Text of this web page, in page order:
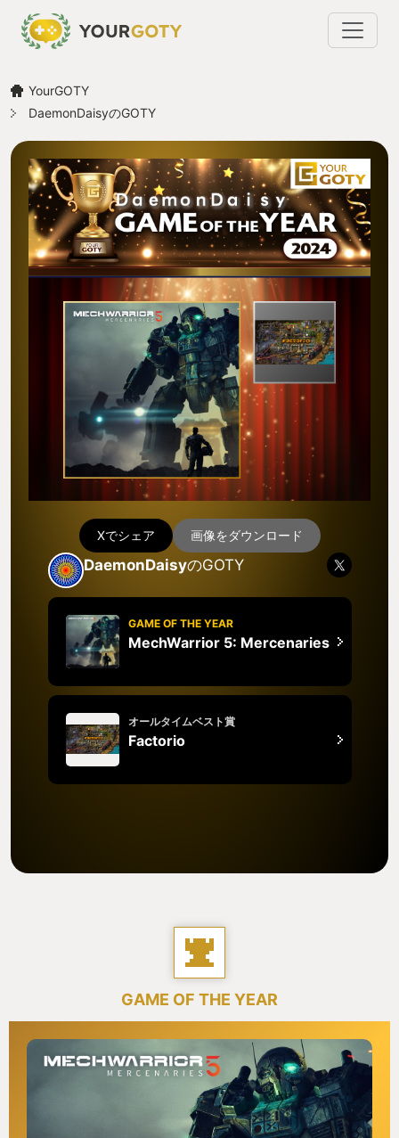
YourGOTY
DaemonDaisyのGOTY
Xでシェア 画像をダウンロード
DaemonDaisyのGOTY
GAME OF THE YEAR
MechWarrior 5: Mercenaries
オールタイムベスト賞
Factorio
GAME OF THE YEAR